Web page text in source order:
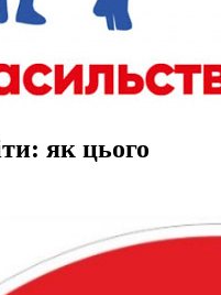
як цього